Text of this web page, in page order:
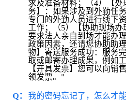
求及准备材料；（4）【处
务】：如果涉及到外勤任
专门的外勤人员进行线下
工作；（5）【协助现场
要求法人亲自到场才能办
政策因素，还请您协助助
物】寄送服务成功：服务
取或邮寄办理成果，例如
【开具发票】您可以向销
领发票。"
Q： 我的密码忘记了，怎么才